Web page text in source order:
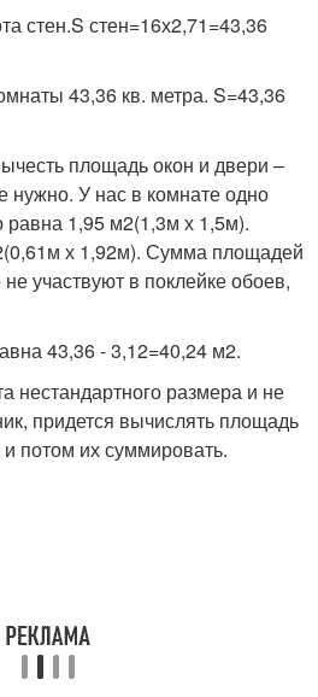
стен.S стен=16х2,71=43,36
43,36 кв. метра. S=43,36
площадь окон и двери –
нужно. У нас в комнате одно
равна 1,95 м2(1,3м х 1,5м).
(0,61м х 1,92м). Сумма площадей
участвуют в поклейке обоев,
43,36 - 3,12=40,24 м2.
нестандартного размера и не
придется вычислять площадь
потом их суммировать.